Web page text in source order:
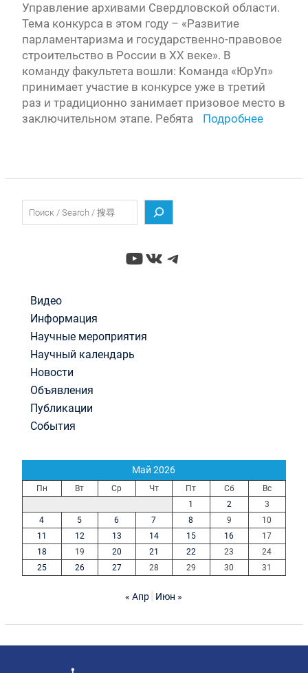
Управление архивами Свердловской области.
Тема конкурса в этом году – «Развитие
парламентаризма и государственно-правовое
строительство в России в XX веке». В
команду факультета вошли: Команда «ЮрУп»
принимает участие в конкурсе уже в третий
раз и традиционно занимает призовое место в
заключительном этапе. Ребята
Подробнее
YouTube
ВКонтакте
Telegram
Видео
Информация
Научные мероприятия
Научный календарь
Новости
Объявления
Публикации
События
Май 2026
Пн Вт Ср Чт Пт Сб
Вс
1
2
3
4
5 6 7 8 9
10
11
12 13 14 15 16
17
18
19 20 21 22 23
24
25
26 27 28 29 30 31
« Апр Июн »